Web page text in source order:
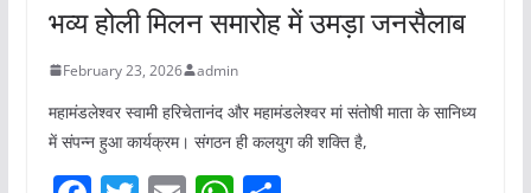
भव्य होली मिलन समारोह में उमड़ा जनसैलाब
February 23, 2026 admin
महामंडलेश्वर स्वामी हरिचेतानंद और महामंडलेश्वर मां संतोषी माता के सानिध्य
में संपन्न हुआ कार्यक्रम। संगठन ही कलयुग की शक्ति है,